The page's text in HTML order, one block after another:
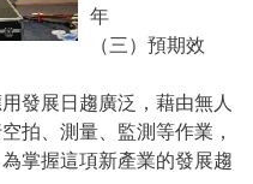
年
（三）預期效
發展日趨廣泛，藉由無人
拍、測量、監測等作業，
掌握這項新產業的發展趨